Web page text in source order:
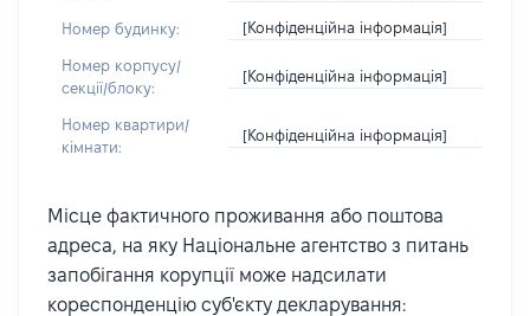
Номер будинку: [Конфіденційна інформація]
Номер корпусу/
секції/блоку:
[Конфіденційна інформація]
Номер квартири/
кімнати:
[Конфіденційна інформація]
Місце фактичного проживання або поштова
адреса, на яку Національне агентство з питань
запобігання корупції може надсилати
кореспонденцію суб'єкту декларування: